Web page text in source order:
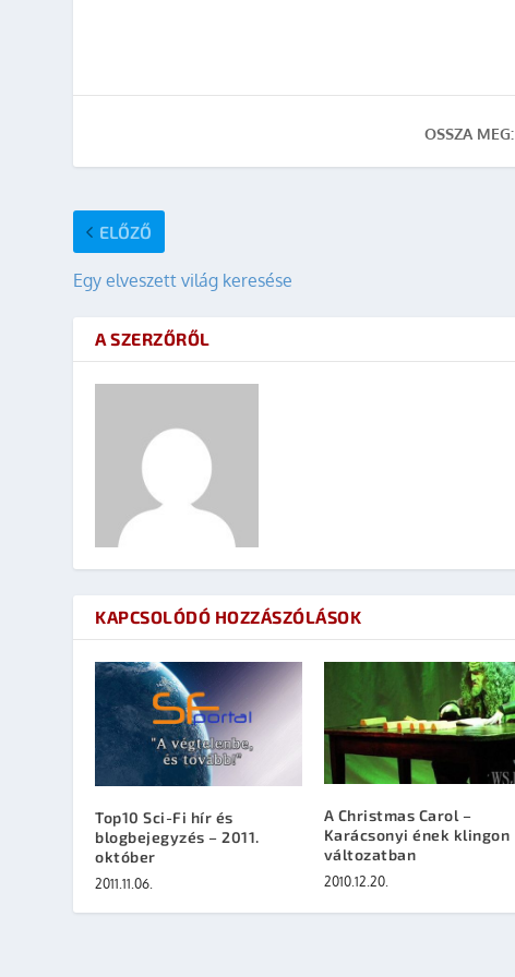
OSSZA MEG:
ELŐZŐ
Egy elveszett világ keresése
A SZERZŐRŐL
KAPCSOLÓDÓ HOZZÁSZÓLÁSOK
Top10 Sci-Fi hír és
blogbejegyzés – 2011.
október
2011.11.06.
A Christmas Carol –
Karácsonyi ének klingon
változatban
2010.12.20.